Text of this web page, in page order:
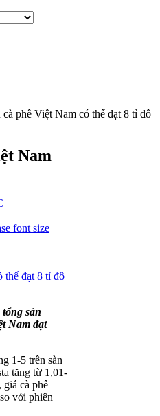
cà phê Việt Nam có thể đạt 8 tỉ đô
Nam
font size
sản
Nam đạt
1-5 trên sàn
tăng từ 1,01-
cà phê
với phiên